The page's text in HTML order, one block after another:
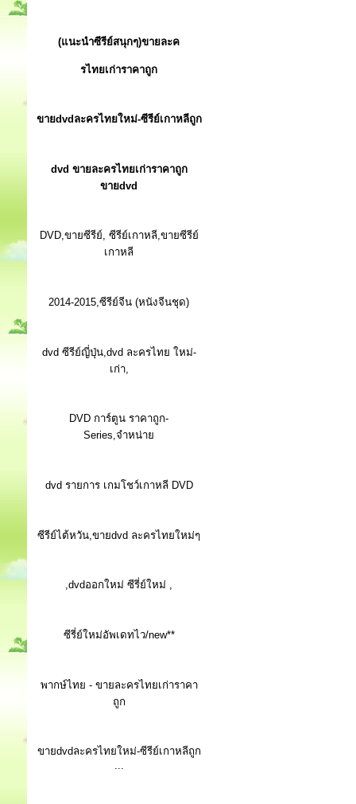
(แนะนำซีรีย์สนุกๆ)ขายละค
รไทยเก่าราคาถูก
ขายdvdละครไทยใหม่-ซีรีย์เกาหลีถูก
dvd ขายละครไทยเก่าราคาถูก
ขายdvd
DVD,ขายซีรีย์, ซีรีย์เกาหลี,ขายซีรีย์
เกาหลี
2014-2015,ซีรีย์จีน (หนังจีนชุด)
dvd ซีรีย์ญี่ปุ่น,dvd ละครไทย ใหม่-
เก่า,
DVD การ์ตูน ราคาถูก-
Series,จำหน่าย
dvd รายการ เกมโชว์เกาหลี DVD
ซีรีย์ไต้หวัน,ขายdvd ละครไทยใหม่ๆ
,dvdออกใหม่ ซีรี่ย์ใหม่ ,
ซีรี่ย์ใหม่อัพเดทไว/new**
พากษ์ไทย - ขายละครไทยเก่าราคา
ถูก
ขายdvdละครไทยใหม่-ซีรีย์เกาหลีถูก
...